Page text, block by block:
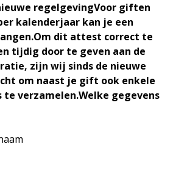
regelgevingVoor giften
kalenderjaar kan je een
Om dit attest correct te
tijdig door te geven aan de
zijn wij sinds de nieuwe
om naast je gift ook enkele
te verzamelen.Welke gegevens